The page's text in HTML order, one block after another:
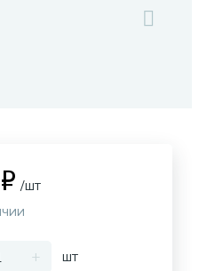
/шт
+ шт